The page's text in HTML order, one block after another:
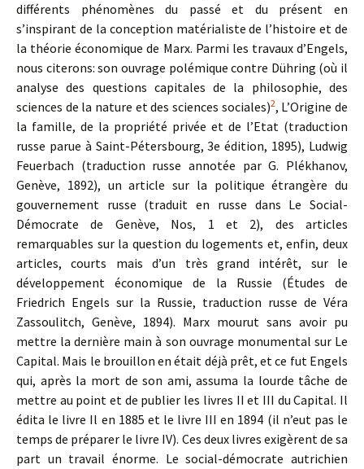
différents phénomènes du passé et du présent en
s’inspirant de la conception matérialiste de l’histoire et de
la théorie économique de Marx. Parmi les travaux d’Engels,
nous citerons: son ouvrage polémique contre Dühring (où il
analyse des questions capitales de la philosophie, des
sciences de la nature et des sciences sociales)2, L’Origine de
la famille, de la propriété privée et de l’Etat (traduction
russe parue à Saint-Pétersbourg, 3e édition, 1895), Ludwig
Feuerbach (traduction russe annotée par G. Plékhanov,
Genève, 1892), un article sur la politique étrangère du
gouvernement russe (traduit en russe dans Le Social-
Démocrate de Genève, Nos, 1 et 2), des articles
remarquables sur la question du logements et, enfin, deux
articles, courts mais d’un très grand intérêt, sur le
développement économique de la Russie (Études de
Friedrich Engels sur la Russie, traduction russe de Véra
Zassoulitch, Genève, 1894). Marx mourut sans avoir pu
mettre la dernière main à son ouvrage monumental sur Le
Capital. Mais le brouillon en était déjà prêt, et ce fut Engels
qui, après la mort de son ami, assuma la lourde tâche de
mettre au point et de publier les livres II et III du Capital. Il
édita le livre Il en 1885 et le livre III en 1894 (il n’eut pas le
temps de préparer le livre IV). Ces deux livres exigèrent de sa
part un travail énorme. Le social-démocrate autrichien